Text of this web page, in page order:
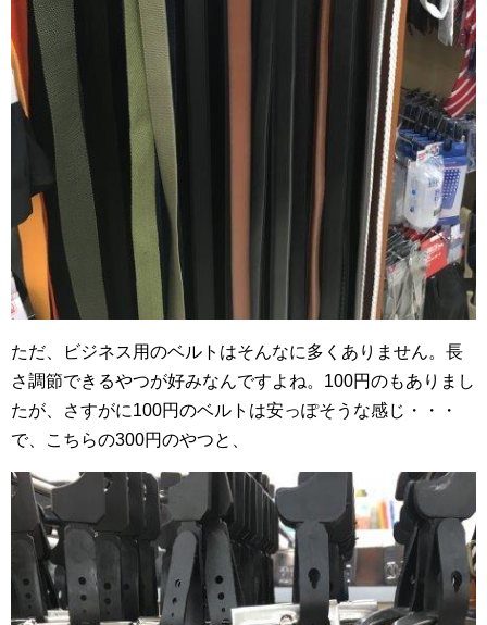
ただ、ビジネス用のベルトはそんなに多くありません。長
さ調節できるやつが好みなんですよね。100円のもありまし
たが、さすがに100円のベルトは安っぽそうな感じ・・・
で、こちらの300円のやつと、